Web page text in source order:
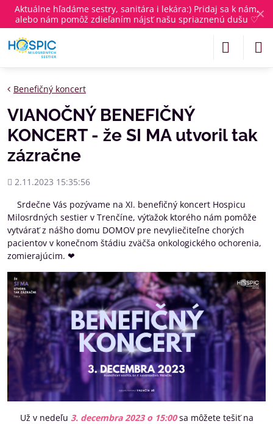
✕
Aktuálne hľadáme sestry, sanitára i lekára:) Pridaj sa k nám,
alebo nám pomôž zdieľaním nájsť našu spriaznenú dušu ♡
Benefičný koncert
VIANOČNÝ BENEFIČNÝ
KONCERT - že SI MA utvoril tak
zázračne
Pridané
2.11.2023 15:35:56
Srdečne Vás pozývame na XI. benefičný koncert Hospicu
Milosrdných sestier v Trenčíne, výťažok ktorého nám pomôže
vytvárať z nášho domu DOMOV pre nevyliečiteľne chorých
pacientov v konečnom štádiu zväčša onkologického ochorenia,
zomierajúcim. ❤
Už v nedeľu 3. decembra 2023 o 15:00sa môžete tešiť na